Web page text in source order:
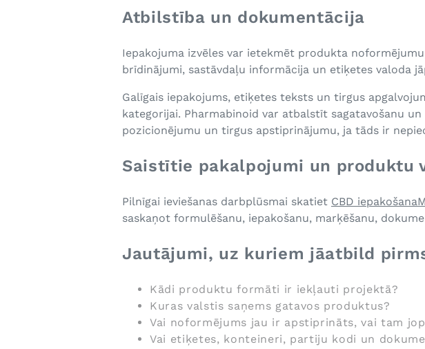
Atbilstība un dokumentācija
Iepakojuma izvēles var ietekmēt produkta
brīdinājumi, sastāvdaļu informācija un etiķetes valoda
Galīgais iepakojums, etiķetes teksts un tirgus
kategorijai. Pharmabinoid var atbalstīt sagatavošanu
pozicionējumu un tirgus apstiprinājumu, ja tāds ir
Saistītie pakalpojumi un produktu
Pilnīgai ieviešanas darbplūsmai skatiet CBD iepakošana
saskaņot formulēšanu, iepakošanu, marķēšanu,
Jautājumi, uz kuriem jāatbild
Kādi produktu formāti ir iekļauti projektā?
Kuras valstis saņems gatavos produktus?
Vai noformējums jau ir apstiprināts, vai tam
Vai etiķetes, konteineri, partiju kodi un